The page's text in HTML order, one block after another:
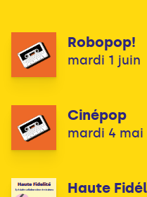
Robopop!
mardi 1 juin
Cinépop
mardi 4 mai
Haute